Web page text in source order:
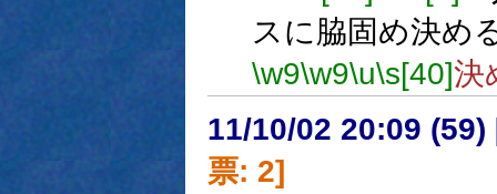
スに脇固め決め
\w9\w9\u\s[40]決
11/10/02 20:09 (59)
票: 2]